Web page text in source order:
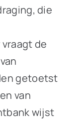
die
de
getoetst
van
wijst